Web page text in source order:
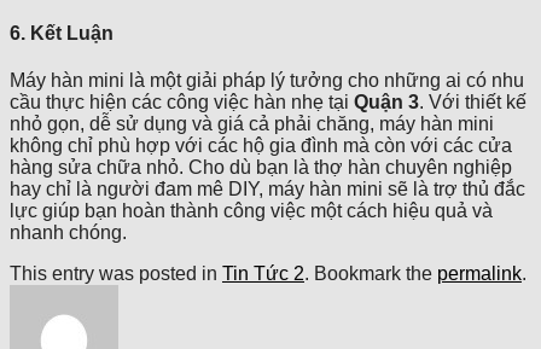
6. Kết Luận
Máy hàn mini là một giải pháp lý tưởng cho những ai có nhu
cầu thực hiện các công việc hàn nhẹ tại Quận 3. Với thiết kế
nhỏ gọn, dễ sử dụng và giá cả phải chăng, máy hàn mini
không chỉ phù hợp với các hộ gia đình mà còn với các cửa
hàng sửa chữa nhỏ. Cho dù bạn là thợ hàn chuyên nghiệp
hay chỉ là người đam mê DIY, máy hàn mini sẽ là trợ thủ đắc
lực giúp bạn hoàn thành công việc một cách hiệu quả và
nhanh chóng.
This entry was posted in Tin Tức 2. Bookmark the permalink.